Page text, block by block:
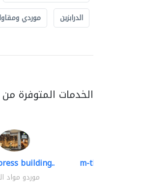
الدرابزين
موردي
الخدمات المتوفرة
building..
موردو مواد
m-three building